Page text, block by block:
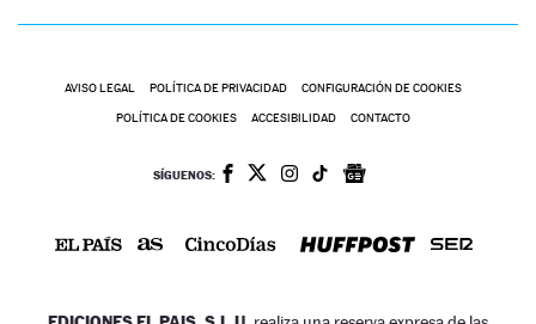
AVISO LEGAL POLÍTICA DE PRIVACIDAD CONFIGURACIÓN DE COOKIES
POLÍTICA DE COOKIES ACCESIBILIDAD CONTACTO
SÍGUENOS: